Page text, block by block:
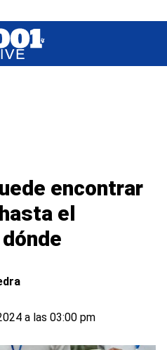
encontrar
el
a las 03:00 pm